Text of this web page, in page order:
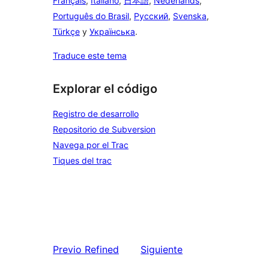
Português do Brasil, Русский, Svenska,
Türkçe y Українська.
Traduce este tema
Explorar el código
Registro de desarrollo
Repositorio de Subversion
Navega por el Trac
Tiques del trac
Previo Refined
Siguiente